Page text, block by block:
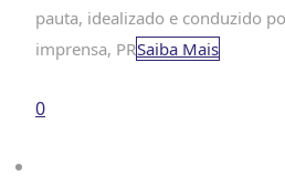
pauta, idealizado e conduzido
imprensa, PRSaiba Mais
0